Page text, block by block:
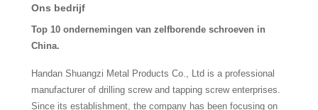
Ons bedrijf
Top 10 ondernemingen van zelfborende schroeven in
China.
Handan Shuangzi Metal Products Co., Ltd is a professional
manufacturer of drilling screw and tapping screw enterprises.
Since its establishment, the company has been focusing on